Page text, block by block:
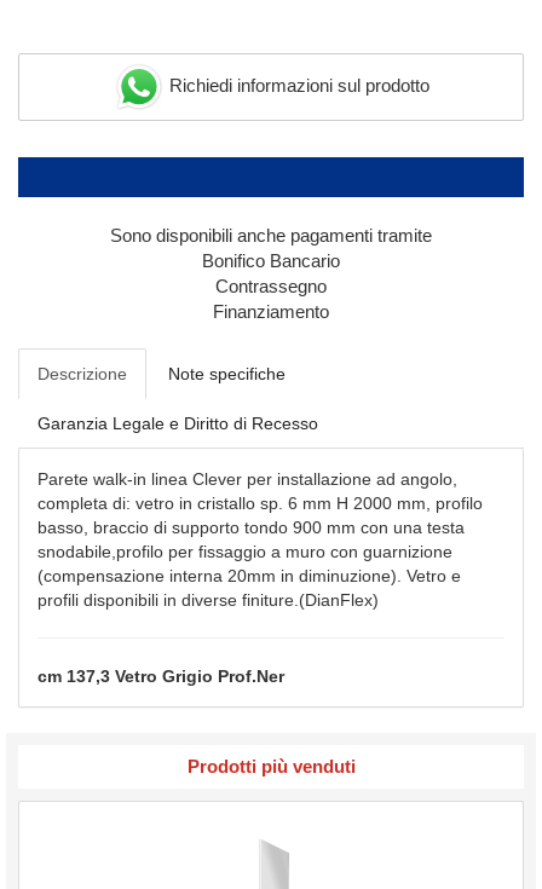
Richiedi informazioni sul prodotto
Sono disponibili anche pagamenti tramite
Bonifico Bancario
Contrassegno
Finanziamento
Descrizione Note specifiche
Garanzia Legale e Diritto di Recesso
Parete walk-in linea Clever per installazione ad angolo,
completa di: vetro in cristallo sp. 6 mm H 2000 mm, profilo
basso, braccio di supporto tondo 900 mm con una testa
snodabile,profilo per fissaggio a muro con guarnizione
(compensazione interna 20mm in diminuzione). Vetro e
profili disponibili in diverse finiture.(DianFlex)
cm 137,3 Vetro Grigio Prof.Ner
Prodotti più venduti